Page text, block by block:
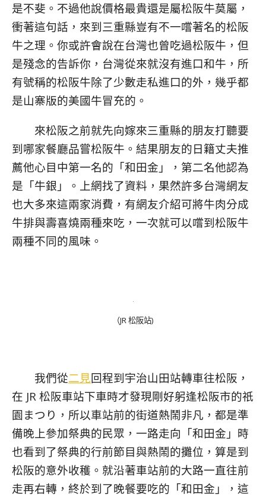
是不斐。不過他說價格最貴還是屬松阪牛莫屬，
衝著這句話，來到三重縣豈有不一嚐著名的松阪
牛之理。你或許會說在台灣也曾吃過松阪牛，但
是殘念的告訴你，台灣從來就沒有進口和牛，所
有號稱的松阪牛除了少數走私進口的外，幾乎都
是山寨版的美國牛冒充的。
來松阪之前就先向嫁來三重縣的朋友打聽要
到哪家餐廳品嘗松阪牛。結果朋友的日籍丈夫推
薦他心目中第一名的「和田金」，第二名他認為
是「牛銀」。上網找了資料，果然許多台灣網友
也大多來這兩家消費，有網友介紹可將牛肉分成
牛排與壽喜燒兩種來吃，一次就可以嚐到松阪牛
兩種不同的風味。
（JR 松阪站)
我們從二見回程到宇治山田站轉車往松阪，
在 JR 松阪車站下車時才發現剛好躬逢松阪市的祇
園まつり，所以車站前的街道熱鬧非凡，都是準
備晚上參加祭典的民眾，一路走向「和田金」時
也看到了祭典的行前節目與熱鬧的攤位，算是到
松阪的意外收穫。就沿著車站前的大路一直往前
走再右轉，終於到了晚餐要吃的「和田金」，這